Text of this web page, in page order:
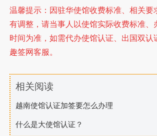
温馨提示：因驻华使馆收费标准、相关要
有调整，请当事人以使馆实际收费标准、
时间为准，如需代办使馆认证、出国双认
趣签网客服。
相关阅读
越南使馆认证加签要怎么办理
什么是大使馆认证？